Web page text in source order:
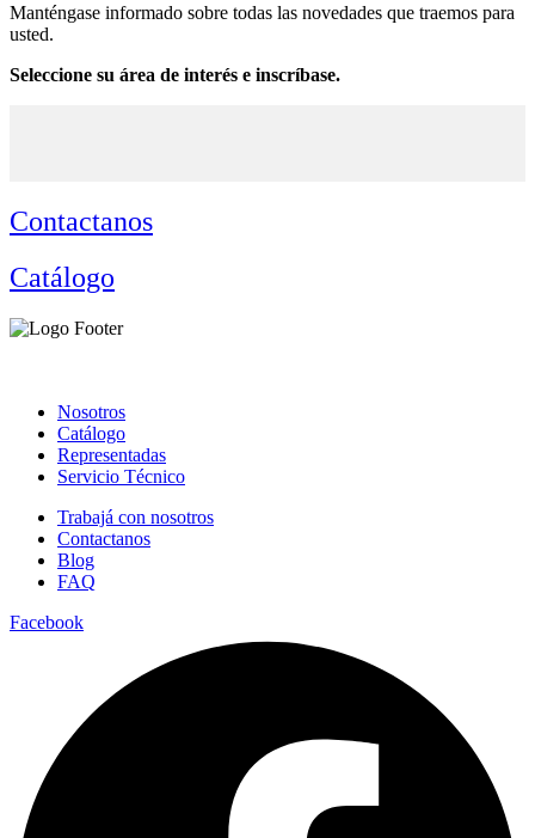
Manténgase informado sobre todas las novedades que traemos para
usted.
Seleccione su área de interés e inscríbase.
Contactanos
Catálogo
Nosotros
Catálogo
Representadas
Servicio Técnico
Trabajá con nosotros
Contactanos
Blog
FAQ
Facebook